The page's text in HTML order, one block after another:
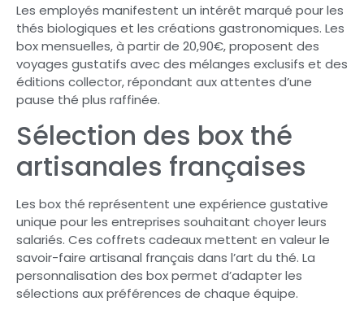
Les employés manifestent un intérêt marqué pour les
thés biologiques et les créations gastronomiques. Les
box mensuelles, à partir de 20,90€, proposent des
voyages gustatifs avec des mélanges exclusifs et des
éditions collector, répondant aux attentes d’une
pause thé plus raffinée.
Sélection des box thé
artisanales françaises
Les box thé représentent une expérience gustative
unique pour les entreprises souhaitant choyer leurs
salariés. Ces coffrets cadeaux mettent en valeur le
savoir-faire artisanal français dans l’art du thé. La
personnalisation des box permet d’adapter les
sélections aux préférences de chaque équipe.